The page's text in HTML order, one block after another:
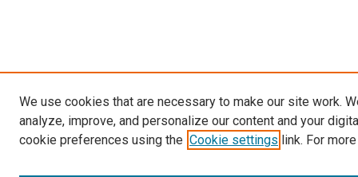
We use cookies that are necessary to make our site work.
analyze, improve, and personalize our content and your
cookie preferences using the Cookie settings link. For